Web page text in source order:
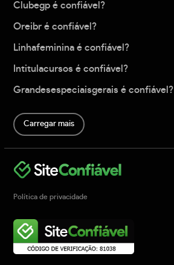
Clubegp é confiável?
Oreibr é confiável?
Linhafeminina é confiável?
Intitulacursos é confiável?
Grandesespeciaisgerais é confiável?
Carregar mais
Política de privacidade